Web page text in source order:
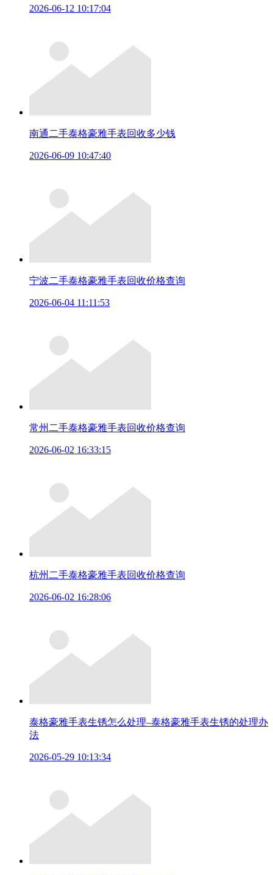
2026-06-12 10:17:04
南通二手泰格豪雅手表回收多少钱
2026-06-09 10:47:40
宁波二手泰格豪雅手表回收价格查询
2026-06-04 11:11:53
常州二手泰格豪雅手表回收价格查询
2026-06-02 16:33:15
杭州二手泰格豪雅手表回收价格查询
2026-06-02 16:28:06
泰格豪雅手表生锈怎么处理–泰格豪雅手表生锈的处理办
法
2026-05-29 10:13:34